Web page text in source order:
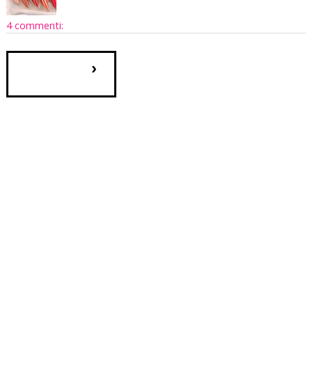
4 commenti:
›